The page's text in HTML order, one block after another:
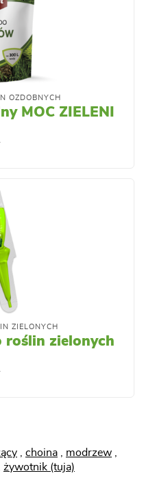
OZDOBNYCH
MOC ZIELENI
ZIELONYCH
roślin zielonych
choina modrzew
żywotnik (tuja)